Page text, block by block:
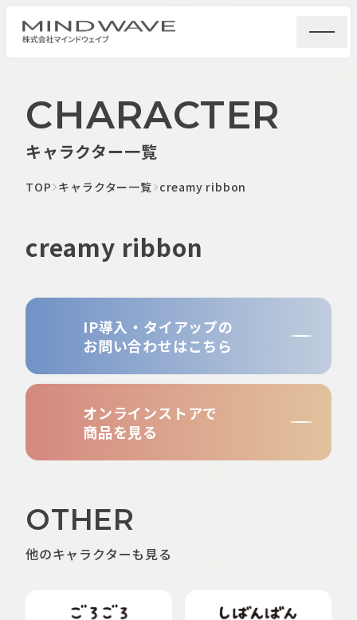
CHARACTER
キャラクター一覧
TOP キャラクター一覧 creamy ribbon
creamy ribbon
IP導入・タイアップの
お問い合わせはこちら
オンラインストアで
商品を見る
OTHER
他のキャラクターも見る